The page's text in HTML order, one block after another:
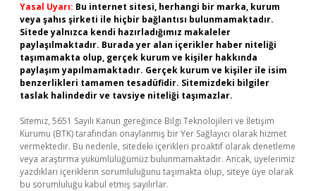
Yasal Uyarı: Bu internet sitesi, herhangi bir marka, kurum
veya şahıs şirketi ile hiçbir bağlantısı bulunmamaktadır.
Sitede yalnızca kendi hazırladığımız makaleler
paylaşılmaktadır. Burada yer alan içerikler haber niteliği
taşımamakta olup, gerçek kurum ve kişiler hakkında
paylaşım yapılmamaktadır. Gerçek kurum ve kişiler ile isim
benzerlikleri tamamen tesadüfidir. Sitemizdeki bilgiler
taslak halindedir ve tavsiye niteliği taşımazlar.
Sitemiz, 5651 Sayılı Kanun gereğince Bilgi Teknolojileri ve İletişim
Kurumu (BTK) tarafından onaylanmış bir Yer Sağlayıcı olarak hizmet
vermektedir. Bu nedenle, sitedeki içerikleri proaktif olarak denetleme
veya araştırma yükümlülüğümüz bulunmamaktadır. Ancak, üyelerimiz
yazdıkları içeriklerin sorumluluğunu taşımakta olup, siteye üye olarak
bu sorumluluğu kabul etmiş sayılırlar.